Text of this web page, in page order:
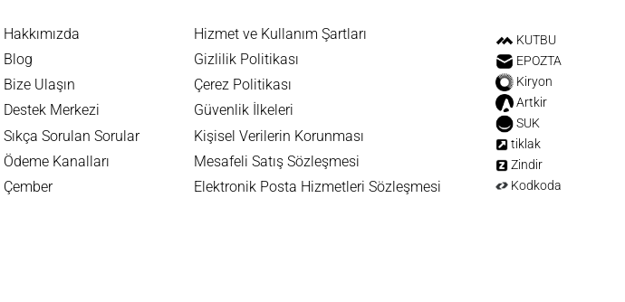
Hakkımızda
Blog
Bize Ulaşın
Destek Merkezi
Sıkça Sorulan Sorular
Ödeme Kanalları
Çember
Hizmet ve Kullanım Şartları
Gizlilik Politikası
Çerez Politikası
Güvenlik İlkeleri
Kişisel Verilerin Korunması
Mesafeli Satış Sözleşmesi
Elektronik Posta Hizmetleri Sözleşmesi
KUTBU
EPOZTA
Kiryon
Artkir
SUK
tiklak
Zindir
Kodkoda